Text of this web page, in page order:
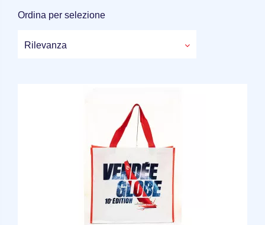
Ordina per selezione
Rilevanza